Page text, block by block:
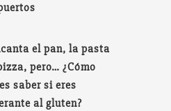
el pan, la pasta
pero… ¿Cómo
saber si eres
al gluten?